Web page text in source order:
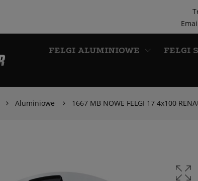
FELGI ALUMINIOWE FELGI
Aluminiowe 1667 MB NOWE FELGI 17 4x100